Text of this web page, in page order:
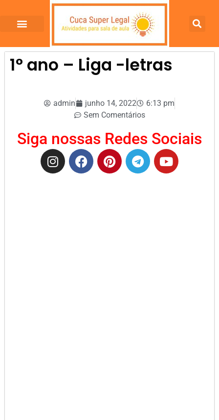
1° ano – Liga -letras
admin junho 14, 2022
6:13 pm
Sem Comentários
Siga nossas Redes Sociais